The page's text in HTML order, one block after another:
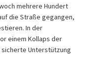
mehrere Hundert
die Straße gegangen,
In der
einem Kollaps der
Unterstützung